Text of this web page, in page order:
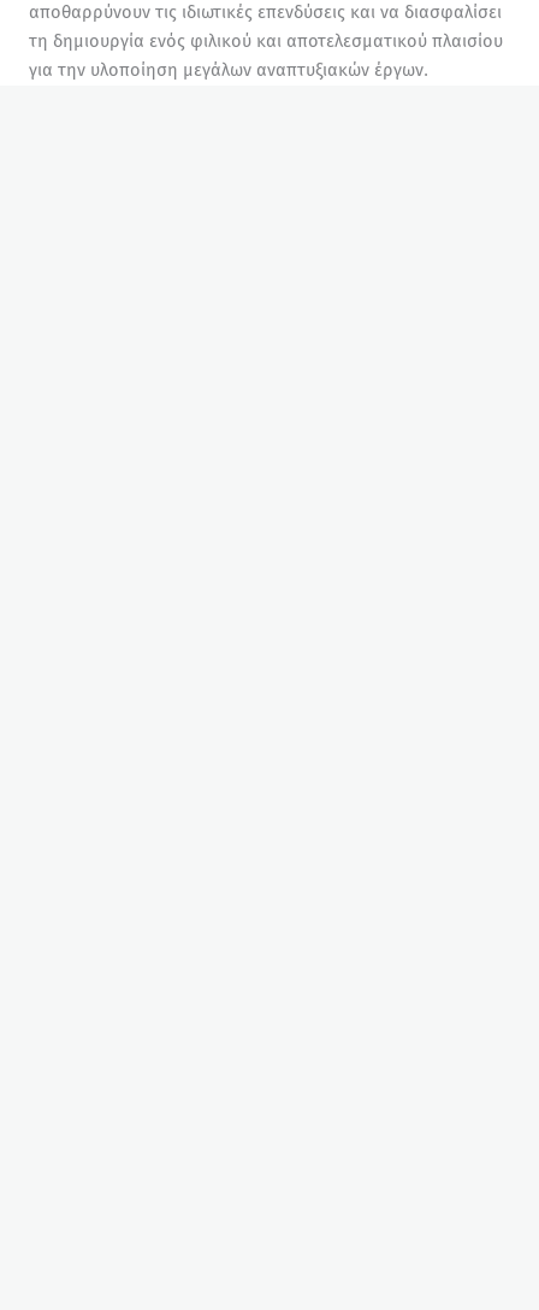
αποθαρρύνουν τις ιδιωτικές επενδύσεις και να διασφαλίσει
τη δημιουργία ενός φιλικού και αποτελεσματικού πλαισίου
για την υλοποίηση μεγάλων αναπτυξιακών έργων.